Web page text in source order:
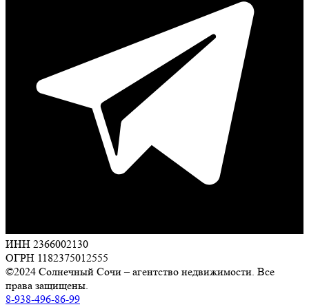
ИНН 2366002130
ОГРН 1182375012555
©2024 Солнечный Сочи – агентство недвижимости. Все
права защищены.
8-938-496-86-99